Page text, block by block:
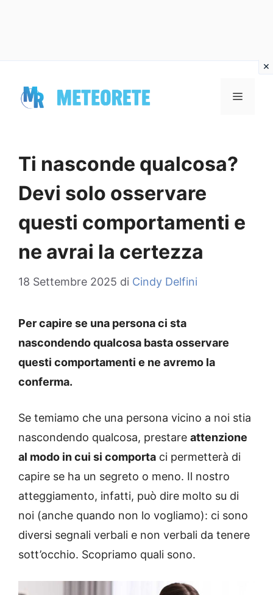
contenuto
MENU
Ti nasconde qualcosa?
Devi solo osservare
questi comportamenti e
ne avrai la certezza
18 Settembre 2025 di Cindy Delfini
Per capire se una persona ci sta
nascondendo qualcosa basta osservare
questi comportamenti e ne avremo la
conferma.
Se temiamo che una persona vicino a noi stia
nascondendo qualcosa, prestare attenzione
al modo in cui si comporta ci permetterà di
capire se ha un segreto o meno. Il nostro
atteggiamento, infatti, può dire molto su di
noi (anche quando non lo vogliamo): ci sono
diversi segnali verbali e non verbali da tenere
sott’occhio. Scopriamo quali sono.